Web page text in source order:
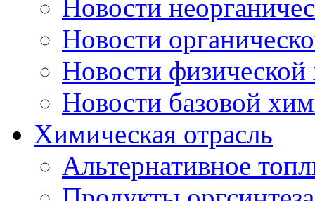
Новости
Новости
Новости
Новости базовой
Химическая отрасль
Альтернативное